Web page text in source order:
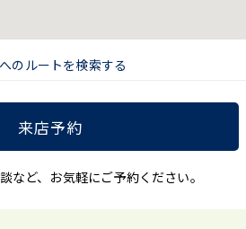
のルートを検索する
来店予約
など、お気軽にご予約ください。